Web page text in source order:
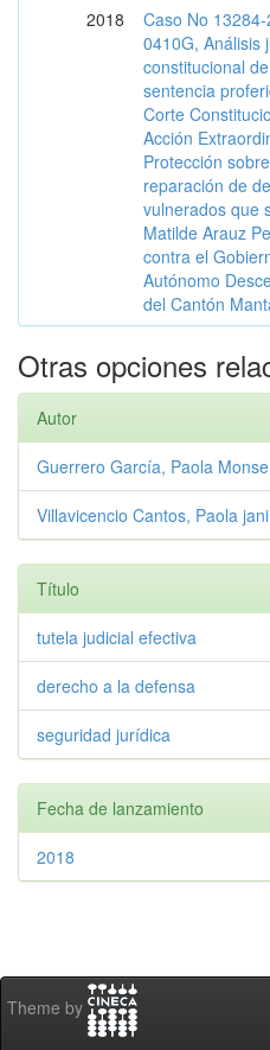
2018
Caso No
0410G, Análisis
constitucional
sentencia
Corte
Acción
Protección sobre
reparación de
vulnerados que
Matilde Arauz
contra el
Autónomo
del Cantón
Otras opciones
Autor
Guerrero García, Paola
Villavicencio Cantos, Paola
Título
tutela judicial efectiva
derecho a la defensa
seguridad jurídica
Fecha de lanzamiento
2018
Theme by